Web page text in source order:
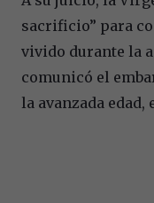
sacrificio” para
vivido durante la
comunicó el
la avanzada edad,